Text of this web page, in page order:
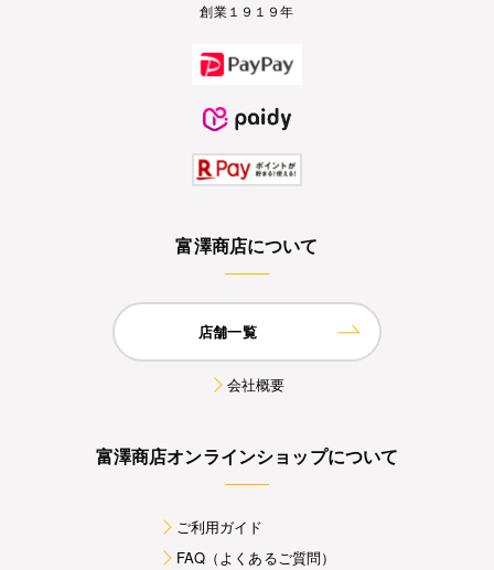
創業１９１９年
富澤商店について
店舗一覧
会社概要
富澤商店オンラインショップについて
ご利用ガイド
FAQ（よくあるご質問）